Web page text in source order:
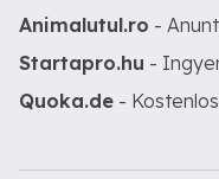
Animalutul.ro -
Startapro.hu -
Quoka.de -